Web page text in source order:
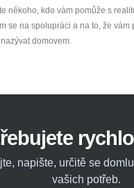
někoho, kdo vám pomůže s
se na spolupráci a na to, že vám
domovem.
napište, určitě se
vašich potřeb.